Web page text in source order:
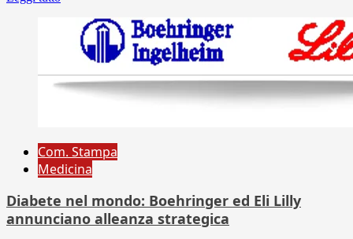
Com. Stampa
Medicina
Diabete nel mondo: Boehringer ed Eli Lilly
annunciano alleanza strategica